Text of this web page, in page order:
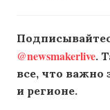
@newsmakerlive.
все, что важно
и регионе.